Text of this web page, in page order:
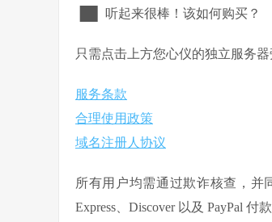
▐█▌ 听起来很棒！该如何购买？
只需点击上方您心仪的独立服务
服务条款
合理使用政策
域名注册人协议
所有用户均需通过欺诈核查，并
Express、Discover 以及 PayPal 付款